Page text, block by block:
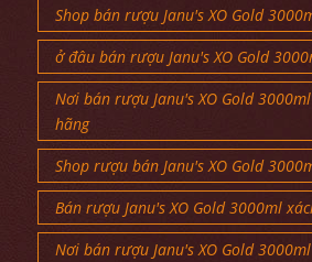
Shop bán rượu Janu's XO Gold
ở đâu bán rượu Janu's XO Gold
Nơi bán rượu Janu's XO Gold
hãng
Shop rượu bán Janu's XO Gold
Bán rượu Janu's XO Gold 3000ml
Nơi bán rượu Janu's XO Gold